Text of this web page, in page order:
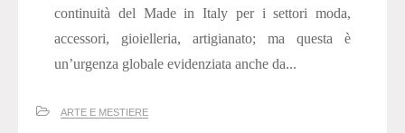
continuità del Made in Italy per i settori moda,
accessori, gioielleria, artigianato; ma questa è
un’urgenza globale evidenziata anche da...
ARTE E MESTIERE